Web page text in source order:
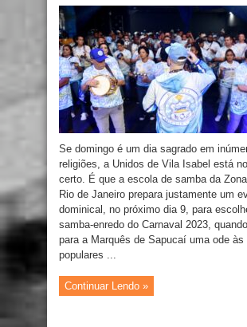
Se domingo é um dia sagrado em
religiões, a Unidos de Vila Isabel está
certo. É que a escola de samba da
Rio de Janeiro prepara justamente um
dominical, no próximo dia 9, para
samba-enredo do Carnaval 2023,
para a Marquês de Sapucaí uma ode às
populares ...
Continuar Lendo »